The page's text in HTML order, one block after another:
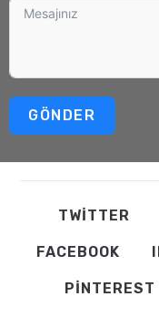
GÖNDER
TWITTER
FACEBOOK
PINTEREST